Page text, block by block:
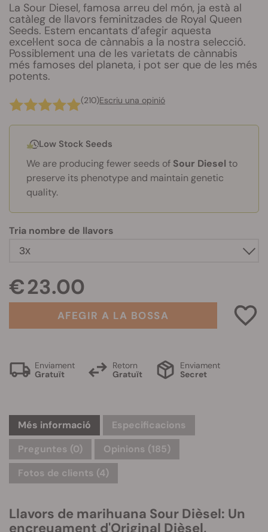
La Sour Diesel, famosa arreu del món, ja està al
catàleg de llavors feminitzades de Royal Queen
Seeds. Estem encantats d’afegir aquesta
excel·lent soca de cànnabis a la nostra selecció.
Possiblement una de les varietats de cànnabis
més famoses del planeta, i pot ser que de les més
potents.
(210)Escriu una opinió
Low Stock Seeds
We are producing fewer seeds of Sour Diesel to
preserve its phenotype and maintain genetic
quality.
Tria nombre de llavors
€ 23.00
AFEGIR A LA BOSSA
Enviament
Gratuït
Retorn
Gratuït
Enviament
Secret
Més informació
Especificacions
Preguntes (0)
Opinions (185)
Fotos de clients (4)
Llavors de marihuana Sour Dièsel: Un
encreuament d'Original Dièsel,